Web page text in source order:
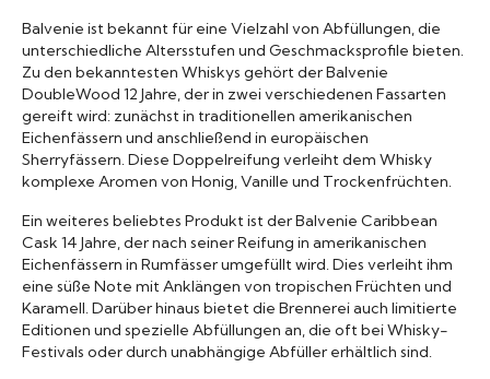
Balvenie ist bekannt für eine Vielzahl von Abfüllungen, die
unterschiedliche Altersstufen und Geschmacksprofile bieten.
Zu den bekanntesten Whiskys gehört der Balvenie
DoubleWood 12 Jahre, der in zwei verschiedenen Fassarten
gereift wird: zunächst in traditionellen amerikanischen
Eichenfässern und anschließend in europäischen
Sherryfässern. Diese Doppelreifung verleiht dem Whisky
komplexe Aromen von Honig, Vanille und Trockenfrüchten.
Ein weiteres beliebtes Produkt ist der Balvenie Caribbean
Cask 14 Jahre, der nach seiner Reifung in amerikanischen
Eichenfässern in Rumfässer umgefüllt wird. Dies verleiht ihm
eine süße Note mit Anklängen von tropischen Früchten und
Karamell. Darüber hinaus bietet die Brennerei auch limitierte
Editionen und spezielle Abfüllungen an, die oft bei Whisky-
Festivals oder durch unabhängige Abfüller erhältlich sind.